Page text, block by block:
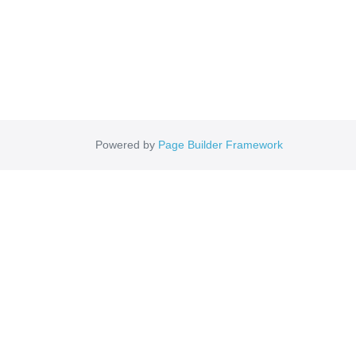
Powered by Page Builder Framework